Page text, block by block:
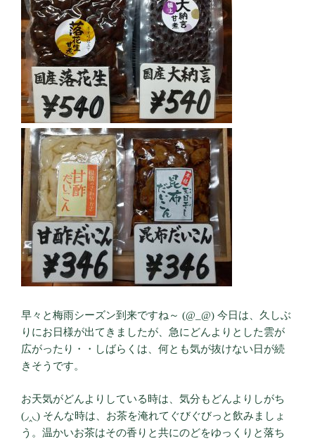
早々と梅雨シーズン到来ですね～ (@_@) 今日は、久しぶ
りにお日様が出てきましたが、急にどんよりとした雲が
広がったり・・しばらくは、何とも気が抜けない日が続
きそうです。
お天気がどんよりしている時は、気分もどんよりしがち
(◞‸◟) そんな時は、お茶を淹れてぐびぐびっと飲みましょ
う。温かいお茶はその香りと共にのどをゆっくりと落ち